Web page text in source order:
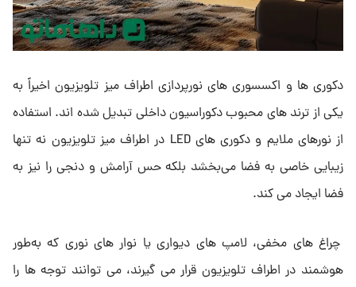
دکوری‌ ها و اکسسوری ‌های نورپردازی اطراف میز تلویزیون اخیراً به
یکی از ترند های محبوب دکوراسیون داخلی تبدیل شده‌ اند. استفاده
از نورهای ملایم و دکوری‌ های LED در اطراف میز تلویزیون نه تنها
زیبایی خاصی به فضا می‌بخشد بلکه حس آرامش و دنجی را نیز به
فضا ایجاد می ‌کند.
چراغ ‌های مخفی، لامپ ‌های دیواری یا نوار های نوری که به‌طور
هوشمند در اطراف تلویزیون قرار می ‌گیرند، می‌ توانند توجه‌ ها را